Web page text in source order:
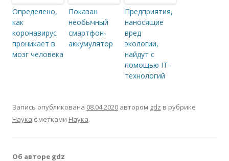
Определено,
как
коронавирус
проникает в
мозг человека
Показан
необычный
смартфон-
аккумулятор
Предприятия,
наносящие
вред
экологии,
найдут с
помощью IT-
технологий
Запись опубликована 08.04.2020 автором gdz в рубрике
Наука с метками Наука.
Об авторе gdz